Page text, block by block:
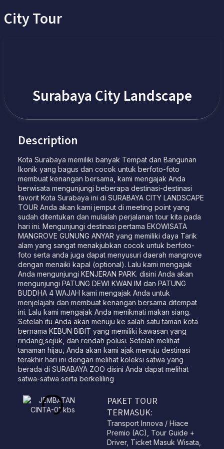
City Tour
Surabaya City Landscape
Description
Kota Surabaya memiliki banyak Tempat dan Bangunan
Ikonik yang bagus dan cocok untuk berfoto-foto
membuat kenangan bersama, kami mengajak Anda
berwisata mengunjungi beberapa destinasi-destinasi
favorit Kota Surabaya ini di SURABAYA CITY LANDSCAPE
TOUR Anda akan kami jemput di meeting point yang
sudah ditentukan dan mulailah perjalanan tour kita pada
hari ini. Mengunjungi destinasi pertama EKOWISATA
MANGROVE GUNUNG ANYAR yang memiliki daya Tarik
alam yang sangat menakjubkan cocok untuk berfoto-
foto serta anda juga dapat menyusuri daerah mangrove
dengan menaiki kapal (optional). Lalu kami mengajak
Anda mengunjungi KENJERAN PARK. disini Anda akan
mengunjungi PATUNG DEWI KWAN IM dan PATUNG
BUDDHA 4 WAJAH kami mengajak Anda untuk
menjelajahi dan membuat kenangan bersama ditempat
ini. Lalu kami mengajak Anda menikmati makan siang.
Setelah itu Anda akan menuju ke salah satu taman kota
bernama KEBUN BIBIT yang memiliki kawasan yang
rindang,sejuk, dan rendah polusi. Setelah melihat
tanaman hijau, Anda akan kami ajak menuju destinasi
terakhir hari ini dengan melihat koleksi satwa yang
berada di SURABAYA ZOO disini Anda dapat melihat
satwa-satwa serta berkeliling
PAKET TOUR
TERMASUK:
Transport Innova / Hiace
Premio (AC), Tour Guide +
Driver, Ticket Masuk Wisata,